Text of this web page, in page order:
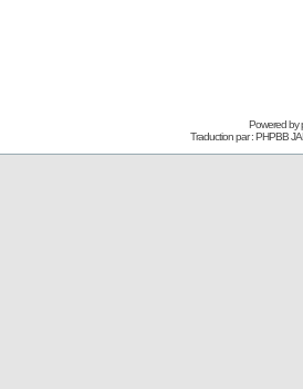
Powered by
Traduction par : PHPBB